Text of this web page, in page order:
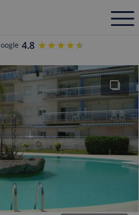
4.8 ★★★★★
★★★★★